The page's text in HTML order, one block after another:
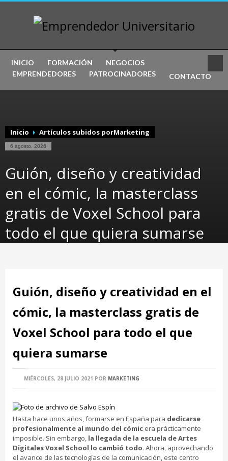
INICIO FORMACIÓN
NEGOCIOS
EMPRENDEDORES
PATROCINADORES CONTACTO
Inicio Artículos subidos porMarketing
6 agosto, 2026
Guión, diseño y creatividad
en el cómic, la masterclass
gratis de Voxel School para
todo el que quiera sumarse
Guión, diseño y creatividad en el
cómic, la masterclass gratis de
Voxel School para todo el que
quiera sumarse
MIÉRCOLES, 28 JULIO 2021 POR MARKETING
Hasta hace unos años, formarse en España para dedicarse
profesionalmente al mundo del cómic era prácticamente
imposible. Sin embargo, la llegada de la escuela de Artes
Digitales Voxel School lo cambió todo. Ahora, aprovechando
el avance de las tecnologías de la comunicación, este centro